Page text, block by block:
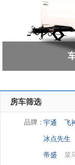
房车筛选
品牌：宇通 飞
冰点先生
帝盛
菜